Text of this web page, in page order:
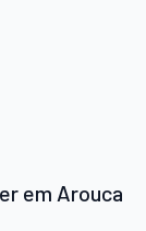
em Arouca